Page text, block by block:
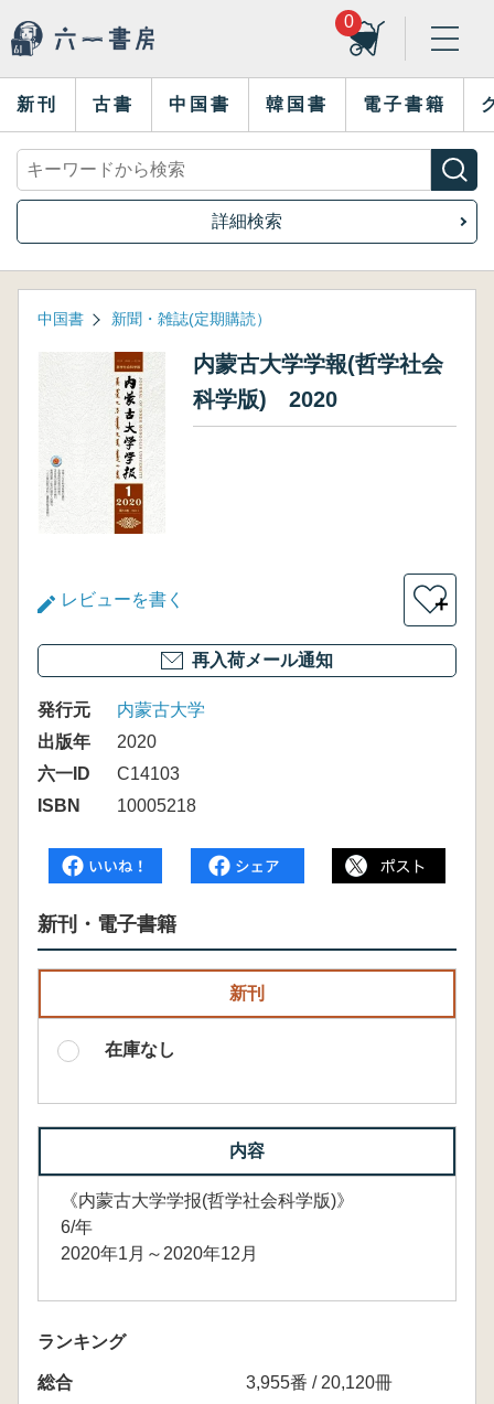
0
新刊 古書 中国書 韓国書 電子書籍
詳細検索
中国書 新聞・雑誌(定期購読）
内蒙古大学学報(哲学社会
科学版) 2020
レビューを書く ＋
再入荷メール通知
発行元
内蒙古大学
出版年
2020
六一ID
C14103
ISBN
10005218
新刊・電子書籍
新刊
在庫なし
内容
《内蒙古大学学报(哲学社会科学版)》
6/年
2020年1月～2020年12月
ランキング
総合
3,955番 / 20,120冊